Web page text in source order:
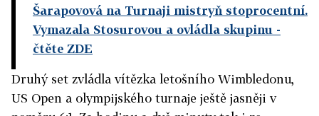
Šarapovová na Turnaji mistryň stoprocentní.
Vymazala Stosurovou a ovládla skupinu -
čtěte ZDE
Druhý set zvládla vítězka letošního Wimbledonu,
US Open a olympijského turnaje ještě jasněji v